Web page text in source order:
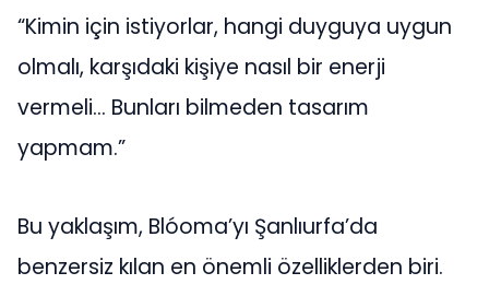
“Kimin için istiyorlar, hangi duyguya uygun
olmalı, karşıdaki kişiye nasıl bir enerji
vermeli… Bunları bilmeden tasarım
yapmam.”
Bu yaklaşım, Blóoma’yı Şanlıurfa’da
benzersiz kılan en önemli özelliklerden biri.